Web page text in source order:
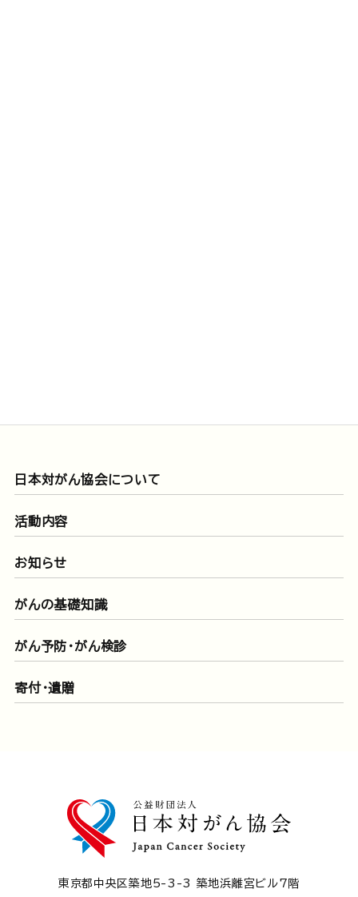
日本対がん協会について
活動内容
お知らせ
がんの基礎知識
がん予防・がん検診
寄付・遺贈
東京都中央区築地5-3-3 築地浜離宮ビル7階